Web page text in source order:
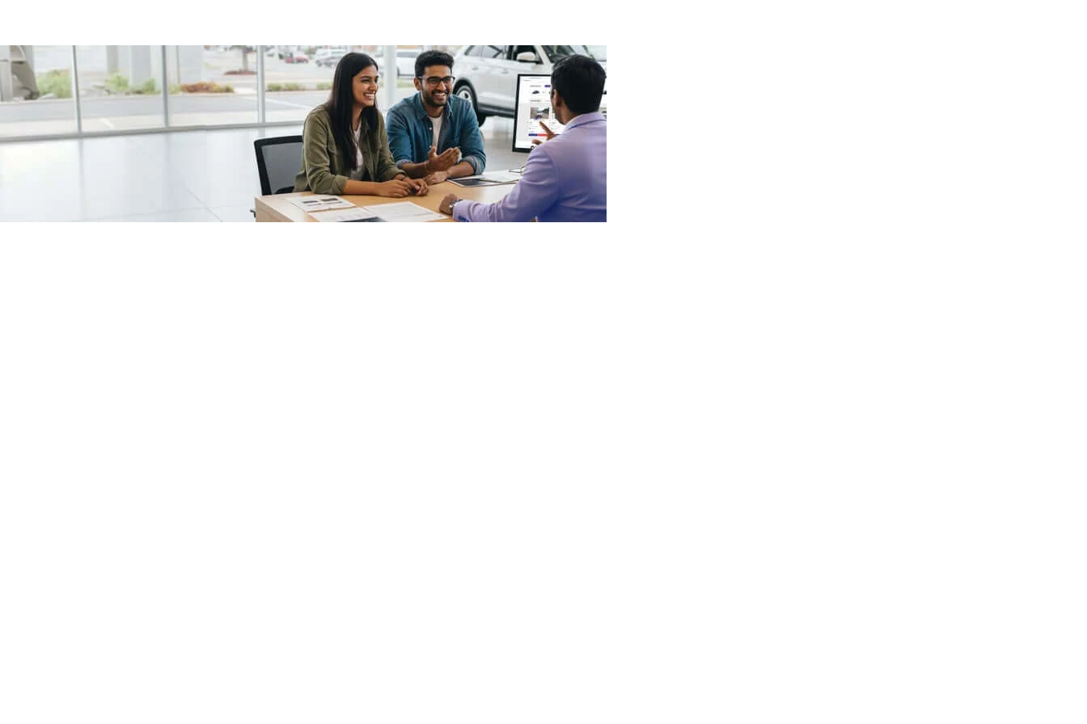
/fragments/plp-details